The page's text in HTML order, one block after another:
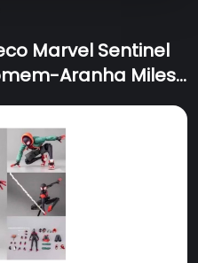
Marvel Sentinel
Aranha Miles
Verso -